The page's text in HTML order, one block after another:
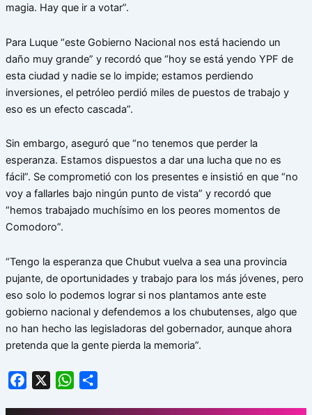
magia. Hay que ir a votar”.
Para Luque “este Gobierno Nacional nos está haciendo un
daño muy grande” y recordó que “hoy se está yendo YPF de
esta ciudad y nadie se lo impide; estamos perdiendo
inversiones, el petróleo perdió miles de puestos de trabajo y
eso es un efecto cascada”.
Sin embargo, aseguró que “no tenemos que perder la
esperanza. Estamos dispuestos a dar una lucha que no es
fácil”. Se comprometió con los presentes e insistió en que “no
voy a fallarles bajo ningún punto de vista” y recordó que
“hemos trabajado muchísimo en los peores momentos de
Comodoro”.
“Tengo la esperanza que Chubut vuelva a sea una provincia
pujante, de oportunidades y trabajo para los más jóvenes, pero
eso solo lo podemos lograr si nos plantamos ante este
gobierno nacional y defendemos a los chubutenses, algo que
no han hecho las legisladoras del gobernador, aunque ahora
pretenda que la gente pierda la memoria”.
Facebook WhatsApp